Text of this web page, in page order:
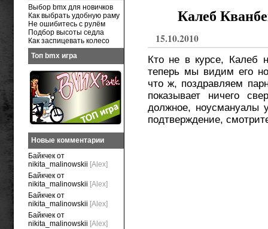
Калеб
15.10.2010
Кто не в курсе, Калеб
теперь мы видим его
что ж, поздравляем
показывает ничего
должное, ноусмануалы
подтверждение,
Выбор bmx для новичков
Как выбрать удобную раму
Не ошибитесь с рулём
Подбор высоты седла
Как заспицевать колесо
Топ bmx игра
Новые комментарии
Байкчек от
nikita_malinowskii [Alex]
Байкчек от
nikita_malinowskii [Alex]
Байкчек от
nikita_malinowskii [Alex]
Байкчек от
nikita_malinowskii [Alex]